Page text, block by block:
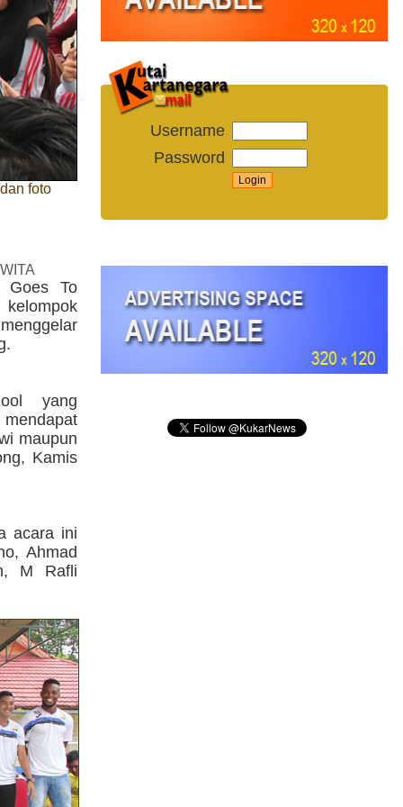
foto
Goes To
yang
mendapat
maupun
Kamis
acara ini
Ahmad
M Rafli
Username
Password